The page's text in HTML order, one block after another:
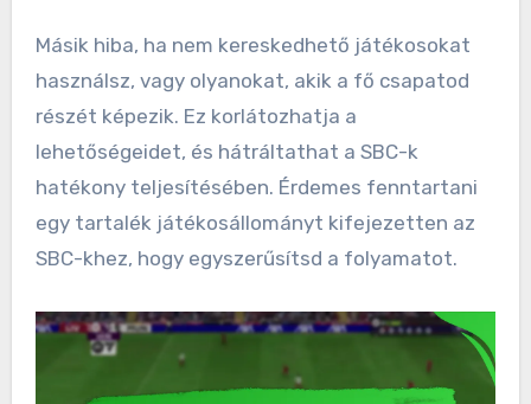
Másik hiba, ha nem kereskedhető játékosokat
használsz, vagy olyanokat, akik a fő csapatod
részét képezik. Ez korlátozhatja a
lehetőségeidet, és hátráltathat a SBC-k
hatékony teljesítésében. Érdemes fenntartani
egy tartalék játékosállományt kifejezetten az
SBC-khez, hogy egyszerűsítsd a folyamatot.